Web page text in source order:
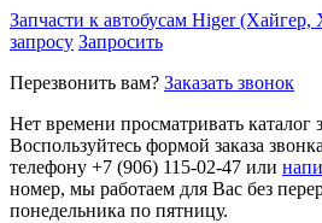
Запчасти к автобусам Higer (Хайгер,
запросу Запросить
Перезвонить вам? Заказать звонок
Нет времени просматривать каталог
Воспользуйтесь формой заказа
телефону +7 (906) 115-02-47 или
номер, мы работаем для Вас без
понедельника по пятницу.